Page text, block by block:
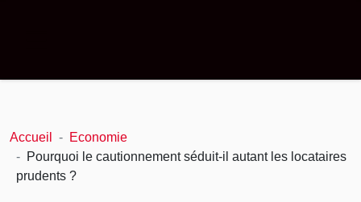
Accueil
Economie
Pourquoi le cautionnement séduit-il autant les locataires
prudents ?